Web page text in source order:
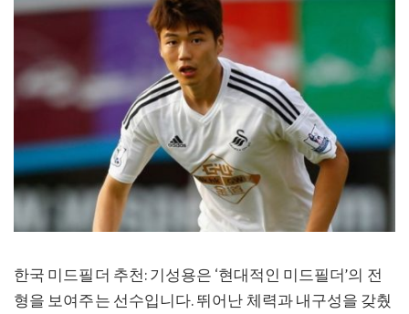
한국 미드필더 추천: 기성용은 ‘현대적인 미드필더’의 전
형을 보여주는 선수입니다. 뛰어난 체력과 내구성을 갖췄